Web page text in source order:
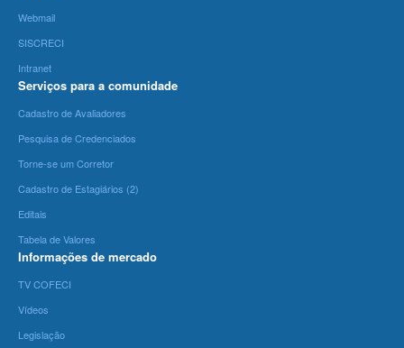
Webmail
SISCRECI
Intranet
Serviços para a comunidade
Cadastro de Avaliadores
Pesquisa de Credenciados
Torne-se um Corretor
Cadastro de Estagiários (2)
Editais
Tabela de Valores
Informações de mercado
TV COFECI
Vídeos
Legislação